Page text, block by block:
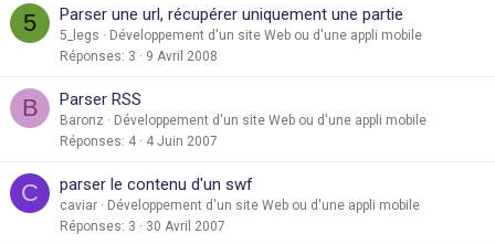
5 Parser une url, récupérer uniquement une partie
5_legs
Développement d'un site Web ou d'une appli mobile
Réponses 3 9 Avril 2008
B Parser RSS
Baronz
Développement d'un site Web ou d'une appli mobile
Réponses 4 4 Juin 2007
C parser le contenu d'un swf
caviar
Développement d'un site Web ou d'une appli mobile
Réponses 3 30 Avril 2007